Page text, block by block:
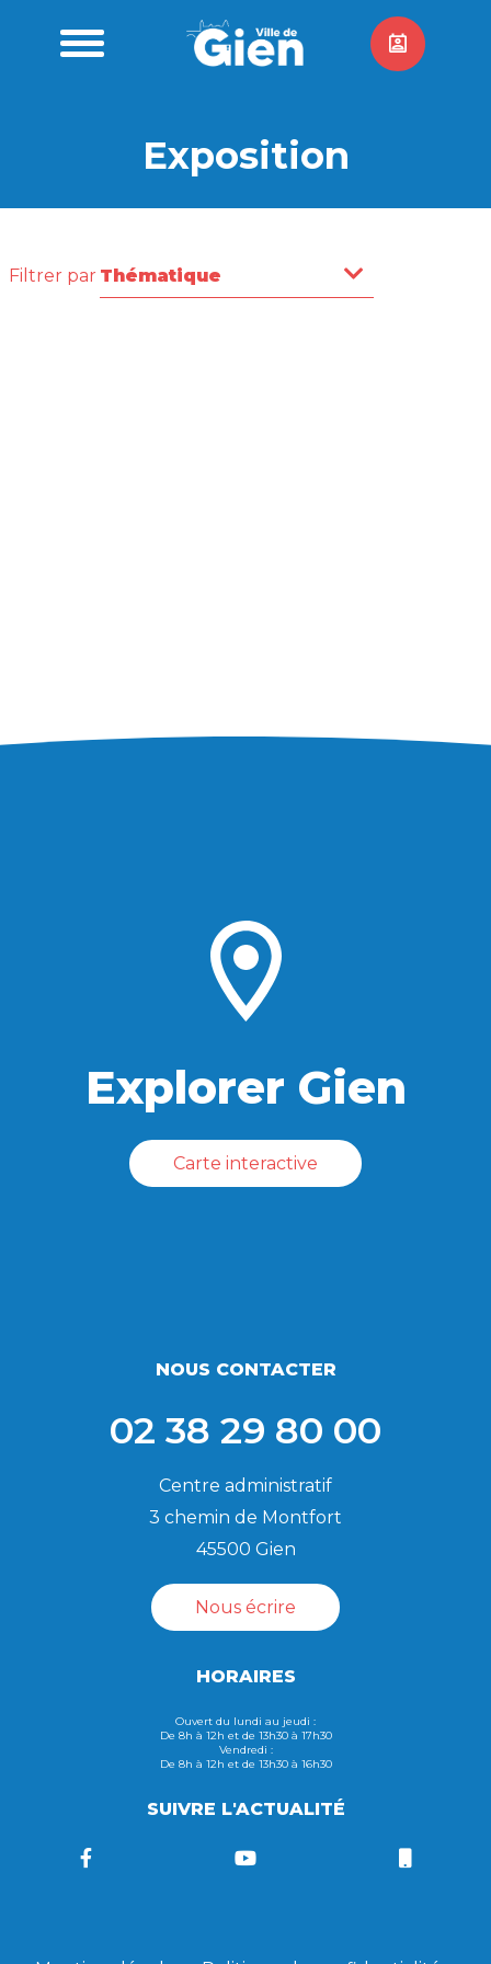
Exposition
Filtrer par
Explorer Gien
Carte interactive
NOUS CONTACTER
02 38 29 80 00
Centre administratif
3 chemin de Montfort
45500 Gien
Nous écrire
HORAIRES
Ouvert du lundi au jeudi :
De 8h à 12h et de 13h30 à 17h30
Vendredi :
De 8h à 12h et de 13h30 à 16h30
SUIVRE L'ACTUALITÉ